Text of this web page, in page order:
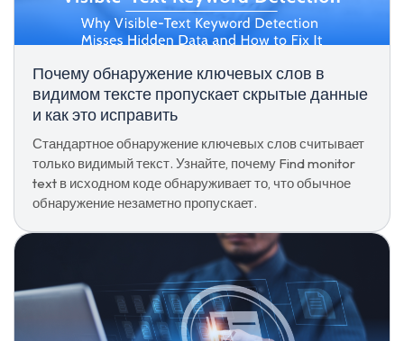
Почему обнаружение ключевых слов в
видимом тексте пропускает скрытые данные
и как это исправить
Стандартное обнаружение ключевых слов считывает
только видимый текст. Узнайте, почему Find monitor
text в исходном коде обнаруживает то, что обычное
обнаружение незаметно пропускает.